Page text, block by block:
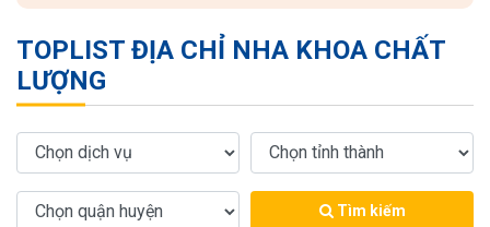
TOPLIST ĐỊA CHỈ NHA KHOA CHẤT
LƯỢNG
Tìm kiếm